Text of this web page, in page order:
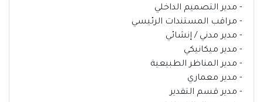
- مدير التصميم الداخلي
- مراقب المستندات الرئيسي
- مدير مدني / إنشائي
- مدير ميكانيكي
- مدير المناظر الطبيعية
- مدير معماري
- مدير قسم التقدير